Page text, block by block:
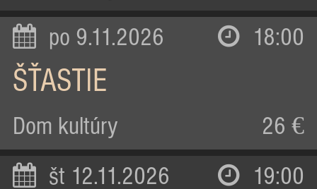
po 9.11.2026 18:00
ŠŤASTIE
Dom kultúry 26 €
št 12.11.2026 19:00